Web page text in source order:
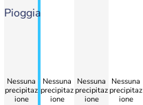
Pioggia
Nessuna
precipitaz
ione
Nessuna
precipitaz
ione
Nessuna
precipitaz
ione
Nessuna
precipitaz
ione